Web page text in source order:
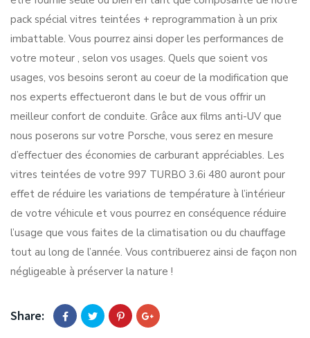
pack spécial vitres teintées + reprogrammation à un prix
imbattable. Vous pourrez ainsi doper les performances de
votre moteur , selon vos usages. Quels que soient vos
usages, vos besoins seront au coeur de la modification que
nos experts effectueront dans le but de vous offrir un
meilleur confort de conduite. Grâce aux films anti-UV que
nous poserons sur votre Porsche, vous serez en mesure
d’effectuer des économies de carburant appréciables. Les
vitres teintées de votre 997 TURBO 3.6i 480 auront pour
effet de réduire les variations de température à l’intérieur
de votre véhicule et vous pourrez en conséquence réduire
l’usage que vous faites de la climatisation ou du chauffage
tout au long de l’année. Vous contribuerez ainsi de façon non
négligeable à préserver la nature !
Share: